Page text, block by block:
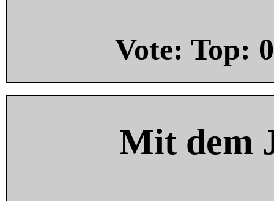
Vote: Top: 0
Mit dem